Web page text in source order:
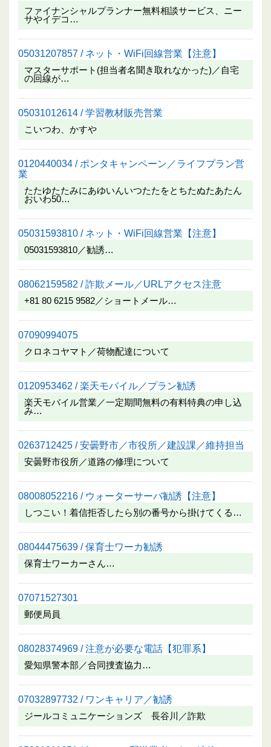
ファイナンシャルプランナー無料相談サービス、ニー
サやイデコ…
05031207857 / ネット・WiFi回線営業【注意】
マスターサポート(担当者名聞き取れなかった)／自宅
の回線が…
05031012614 / 学習教材販売営業
こいつわ、かすや
0120440034 / ポンタキャンペーン／ライフプラン営
業
たたゆたたみにあゆいんいつたたをとちたぬたあたん
おいわ50…
05031593810 / ネット・WiFi回線営業【注意】
05031593810／勧誘…
08062159582 / 詐欺メール／URLアクセス注意
+81 80 6215 9582／ショートメール…
07090994075
クロネコヤマト／荷物配達について
0120953462 / 楽天モバイル／プラン勧誘
楽天モバイル営業／一定期間無料の有料特典の申し込
み…
0263712425 / 安曇野市／市役所／建設課／維持担当
安曇野市役所／道路の修理について
08008052216 / ウォーターサーバ勧誘【注意】
しつこい！着信拒否したら別の番号から掛けてくる…
08044475639 / 保育士ワーカ勧誘
保育士ワーカーさん…
07071527301
郵便局員
08028374969 / 注意が必要な電話【犯罪系】
愛知県警本部／合同捜査協力…
07032897732 / ワンキャリア／勧誘
ジールコミュニケーションズ 長谷川／詐欺